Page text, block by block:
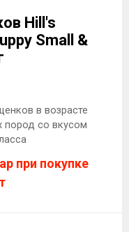
Hill's
Small &
в возрасте
со вкусом
при покупке